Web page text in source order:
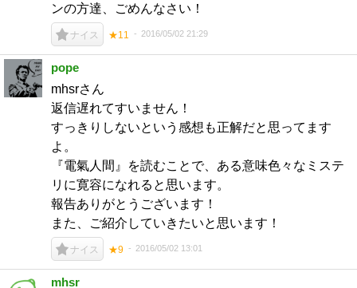
ンの方達、ごめんなさい！
ナイス ★11 2016/05/02 21:29
pope
mhsrさん
返信遅れてすいません！
すっきりしないという感想も正解だと思ってます
よ。
『電氣人間』を読むことで、ある意味色々なミステ
リに寛容になれると思います。
報告ありがとうございます！
また、ご紹介していきたいと思います！
ナイス ★9 2016/05/02 13:01
mhsr